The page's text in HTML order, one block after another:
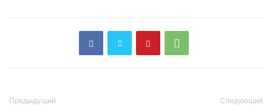
Предыдущий Следующий